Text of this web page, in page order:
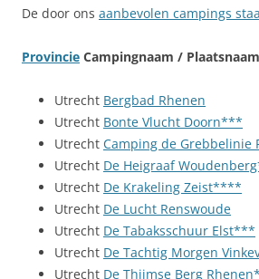
De door ons aanbevolen campings
Provincie Campingnaam / Plaatsnaam
Utrecht Bergbad Rhenen
Utrecht Bonte Vlucht Doorn***
Utrecht Camping de Grebbelinie
Utrecht De Heigraaf
Utrecht De Krakeling Zeist****
Utrecht De Lucht Renswoude
Utrecht De Tabaksschuur Elst***
Utrecht De Tachtig Morgen
Utrecht De Thijmse Berg